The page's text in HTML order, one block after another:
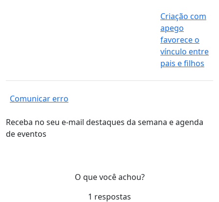
Criação com
apego
favorece o
vínculo entre
pais e filhos
Comunicar erro
Receba no seu e-mail destaques da semana e agenda
de eventos
O que você achou?
1 respostas